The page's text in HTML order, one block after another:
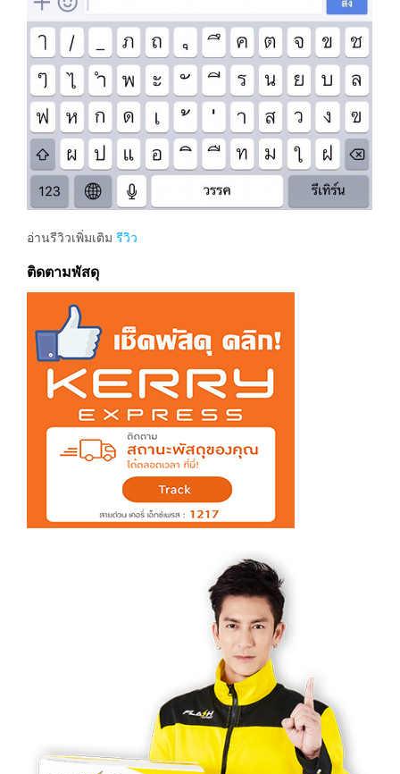
อ่านรีวิวเพิ่มเติม รีวิว
ติดตามพัสดุ